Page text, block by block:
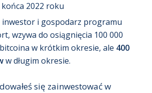
2022 roku
inwestor i gospodarz programu
wzywa do osiągnięcia 100 000
w krótkim okresie, ale 400
w długim okresie.
się zainwestować w